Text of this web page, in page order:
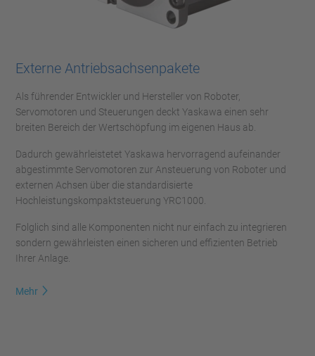
Externe Antriebsachsenpakete
Als führender Entwickler und Hersteller von Roboter,
Servomotoren und Steuerungen deckt Yaskawa einen sehr
breiten Bereich der Wertschöpfung im eigenen Haus ab.
Dadurch gewährleistetet Yaskawa hervorragend aufeinander
abgestimmte Servomotoren zur Ansteuerung von Roboter und
externen Achsen über die standardisierte
Hochleistungskompaktsteuerung YRC1000.
Folglich sind alle Komponenten nicht nur einfach zu integrieren
sondern gewährleisten einen sicheren und effizienten Betrieb
Ihrer Anlage.
Mehr